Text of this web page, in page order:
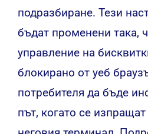
подразбиране. Тези
бъдат променени така,
управление на
блокирано от уеб
потребителя да бъде
път, когато се